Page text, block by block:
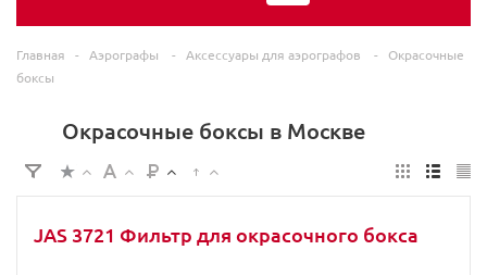
Главная - Аэрографы - Аксессуары для аэрографов -
Окрасочные
боксы
Окрасочные боксы в Москве
JAS 3721 Фильтр для окрасочного бокса